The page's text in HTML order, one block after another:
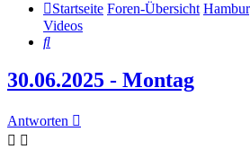
Startseite Foren-Übersicht
Videos
Suche
30.06.2025 - Montag
Antworten